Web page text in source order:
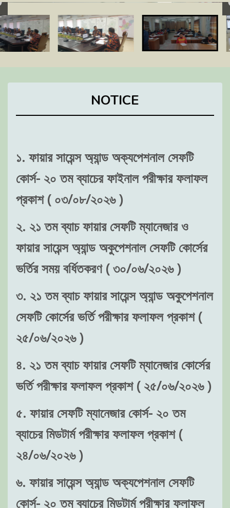
NOTICE
১. ফায়ার সায়েন্স অ্যান্ড অক্যপেশনাল সেফটি
কোর্স- ২০ তম ব্যাচের ফাইনাল পরীক্ষার ফলাফল
প্রকাশ ( ০৩/০৮/২০২৬ )
২. ২১ তম ব্যাচ ফায়ার সেফটি ম্যানেজার ও
ফায়ার সায়েন্স অ্যান্ড অকুপেশনাল সেফটি কোর্সের
ভর্তির সময় বর্ধিতকরণ ( ৩০/০৬/২০২৬ )
৩. ২১ তম ব্যাচ ফায়ার সায়েন্স অ্যান্ড অকুপেশনাল
সেফটি কোর্সের ভর্তি পরীক্ষার ফলাফল প্রকাশ (
২৫/০৬/২০২৬ )
৪. ২১ তম ব্যাচ ফায়ার সেফটি ম্যানেজার কোর্সের
ভর্তি পরীক্ষার ফলাফল প্রকাশ ( ২৫/০৬/২০২৬ )
৫. ফায়ার সেফটি ম্যানেজার কোর্স- ২০ তম
ব্যাচের মিডটার্ম পরীক্ষার ফলাফল প্রকাশ (
২৪/০৬/২০২৬ )
৬. ফায়ার সায়েন্স অ্যান্ড অক্যপেশনাল সেফটি
কোর্স- ২০ তম ব্যাচের মিডটার্ম পরীক্ষার ফলাফল